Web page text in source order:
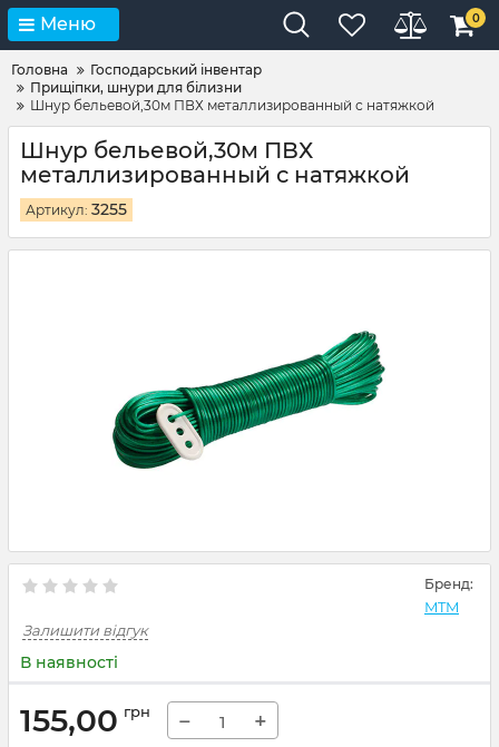
Меню 0
Головна
Господарський інвентар
Прищіпки, шнури для білизни
Шнур бельевой,30м ПВХ металлизированный с натяжкой
Шнур бельевой,30м ПВХ
металлизированный с натяжкой
Артикул: 3255
Бренд:
MTM
Залишити відгук
В наявності
155,00 грн − +